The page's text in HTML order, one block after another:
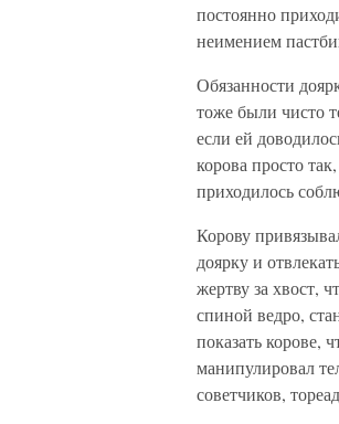
постоянно
неимением
Обязанности
тоже были чисто
если ей
корова просто
приходилось
Корову
доярку и
жертву за хвост,
спиной ведро,
показать корове,
манипулировал
советчиков,